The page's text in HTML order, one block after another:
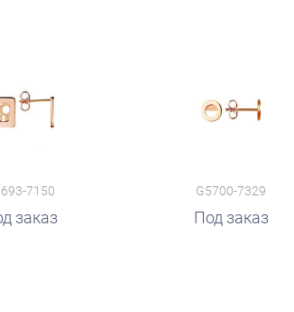
7150
заказ
G5700-7329
Под заказ